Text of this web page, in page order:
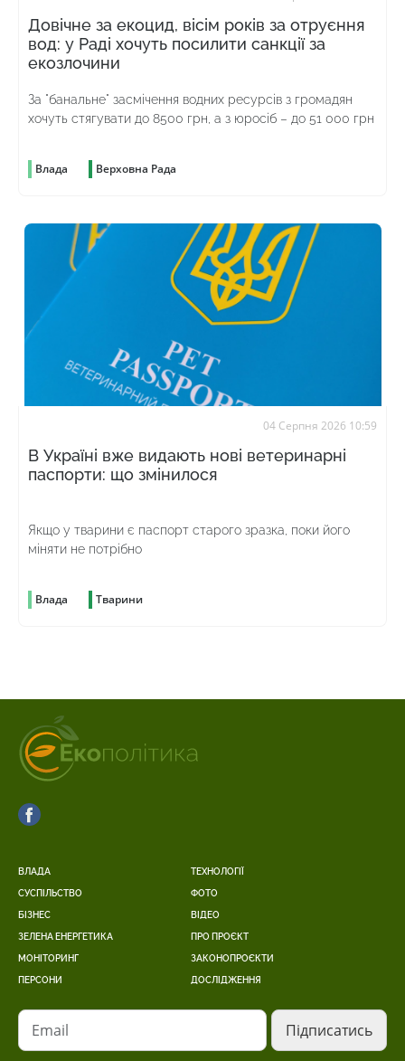
Довічне за екоцид, вісім років за отруєння
вод: у Раді хочуть посилити санкції за
екозлочини
За "банальне" засмічення водних ресурсів з громадян
хочуть стягувати до 8500 грн, а з юросіб – до 51 000 грн
Влада Верховна Рада
04 Серпня 2026 10:59
В Україні вже видають нові ветеринарні
паспорти: що змінилося
Якщо у тварини є паспорт старого зразка, поки його
міняти не потрібно
Влада Тварини
ВЛАДА
СУСПІЛЬСТВО
БІЗНЕС
ЗЕЛЕНА ЕНЕРГЕТИКА
МОНІТОРИНГ
ПЕРСОНИ
ТЕХНОЛОГІЇ
ФОТО
ВІДЕО
ПРО ПРОЄКТ
ЗАКОНОПРОЄКТИ
ДОСЛІДЖЕННЯ
Email